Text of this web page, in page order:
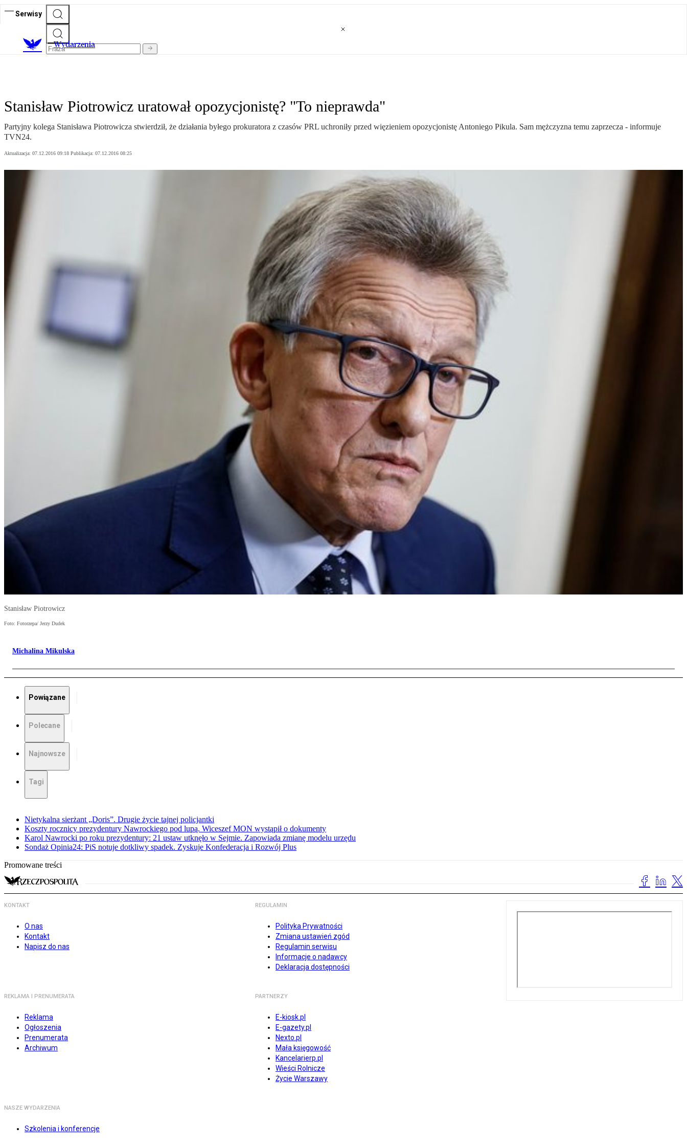
Serwisy
Wydarzenia
Stanisław Piotrowicz uratował opozycjonistę? "To nieprawda"
Partyjny kolega Stanisława Piotrowicza stwierdził, że działania byłego prokuratora z czasów PRL uchroniły przed więzieniem opozycjonistę Antoniego Pikula. Sam mężczyzna temu zaprzecza - informuje
TVN24.
Aktualizacja: 07.12.2016 09:18 Publikacja: 07.12.2016 08:25
Stanisław Piotrowicz
Foto: Fotorzepa/ Jerzy Dudek
Michalina Mikulska
Powiązane
Polecane
Najnowsze
Tagi
Nietykalna sierżant „Doris”. Drugie życie tajnej policjantki
Koszty rocznicy prezydentury Nawrockiego pod lupą. Wiceszef MON wystąpił o dokumenty
Karol Nawrocki po roku prezydentury: 21 ustaw utknęło w Sejmie. Zapowiada zmianę modelu urzędu
Sondaż Opinia24: PiS notuje dotkliwy spadek. Zyskuje Konfederacja i Rozwój Plus
Promowane treści
KONTAKT
O nas
Kontakt
Napisz do nas
REGULAMIN
Polityka Prywatności
Zmiana ustawień zgód
Regulamin serwisu
Informacje o nadawcy
Deklaracja dostępności
REKLAMA I PRENUMERATA
Reklama
Ogłoszenia
Prenumerata
Archiwum
PARTNERZY
E-kiosk.pl
E-gazety.pl
Nexto.pl
Mała księgowość
Kancelarierp.pl
Wieści Rolnicze
Życie Warszawy
NASZE WYDARZENIA
Szkolenia i konferencje